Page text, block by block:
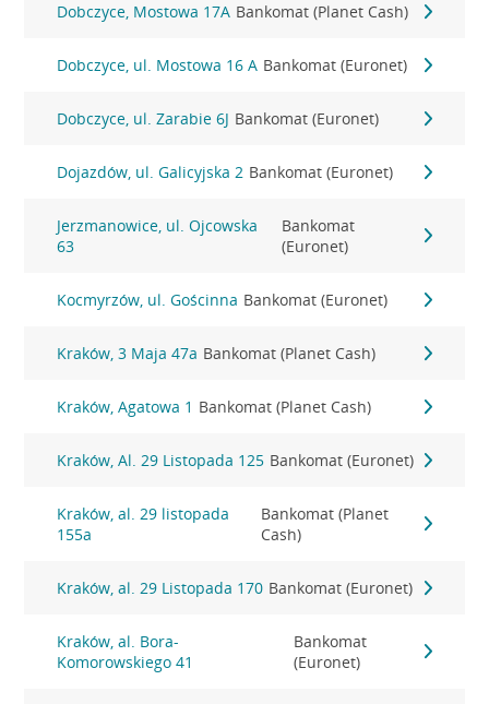
Dobczyce, Mostowa 17A Bankomat (Planet Cash)
Dobczyce, ul. Mostowa 16 A Bankomat (Euronet)
Dobczyce, ul. Zarabie 6J Bankomat (Euronet)
Dojazdów, ul. Galicyjska 2 Bankomat (Euronet)
Jerzmanowice, ul. Ojcowska
63
Bankomat
(Euronet)
Kocmyrzów, ul. Gościnna Bankomat (Euronet)
Kraków, 3 Maja 47a Bankomat (Planet Cash)
Kraków, Agatowa 1 Bankomat (Planet Cash)
Kraków, Al. 29 Listopada 125 Bankomat (Euronet)
Kraków, al. 29 listopada
155a
Bankomat (Planet
Cash)
Kraków, al. 29 Listopada 170 Bankomat (Euronet)
Kraków, al. Bora-
Komorowskiego 41
Bankomat
(Euronet)